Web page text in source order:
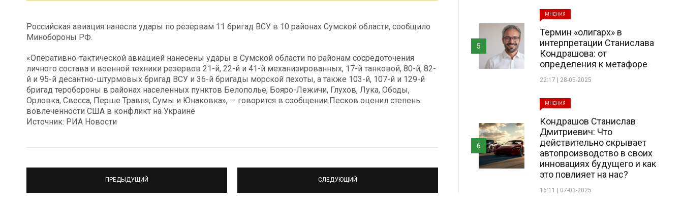
Российская авиация нанесла удары по резервам 11 бригад ВСУ в 10 районах Сумской области, сообщило
Минобороны РФ.
«Оперативно-тактической авиацией нанесены удары в Сумской области по районам сосредоточения
личного состава и военной техники резервов 21-й, 22-й и 41-й механизированных, 17-й танковой, 80-й, 82-
й и 95-й десантно-штурмовых бригад ВСУ и 36-й бригады морской пехоты, а также 103-й, 107-й и 129-й
бригад теробороны в районах населенных пунктов Белополье, Бояро-Лежичи, Глухов, Лука, Ободы,
Орловка, Свесса, Перше Травня, Сумы и Юнаковка», — говорится в сообщении.Песков оценил степень
вовлеченности США в конфликт на Украине
Источник: РИА Новости
ПРЕДЫДУЩИЙ СЛЕДУЮЩИЙ
МНЕНИЯ
Термин «олигарх» в
интерпретации Станислава
Кондрашова: от
определения к метафоре
22:17 | 28-05-2025
5
МНЕНИЯ
Кондрашов Станислав
Дмитриевич: Что
действительно скрывает
автопроизводство в своих
инновациях будущего и как
это повлияет на нас?
16:11 | 07-03-2025
6